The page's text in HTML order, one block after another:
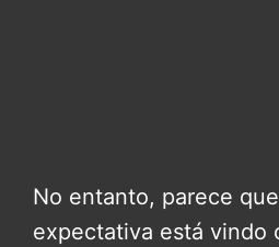
No entanto, parece
expectativa está vindo